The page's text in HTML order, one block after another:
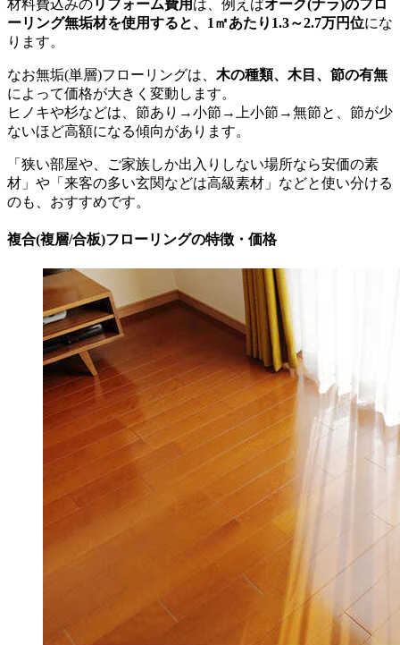
材料費込みのリフォーム費用 は、例えばオーク(ナラ)のフロ
ーリング無垢材を使用すると、1㎡あたり1.3～2.7万円位にな
ります。
なお無垢(単層)フローリングは、 木の種類、木目、節の有無
によって価格が大きく変動します。
ヒノキや杉などは、節あり→小節→上小節→無節と、節が少
ないほど高額になる傾向があります。
「狭い部屋や、ご家族しか出入りしない場所なら安価の素
材」や「来客の多い玄関などは高級素材」などと使い分ける
のも、おすすめです。
複合(複層/合板)フローリングの特徴・価格